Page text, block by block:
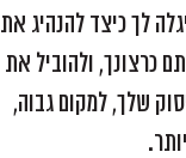
לך כיצד להנהיג את
כרצונך, ולהוביל את
שלך, למקום גבוה,